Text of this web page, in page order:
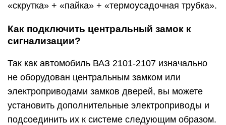
«скрутка» + «пайка» + «термоусадочная трубка».
Как подключить центральный замок к
сигнализации?
Так как автомобиль ВАЗ 2101-2107 изначально
не оборудован центральным замком или
электроприводами замков дверей, вы можете
установить дополнительные электроприводы и
подсоединить их к системе следующим образом.